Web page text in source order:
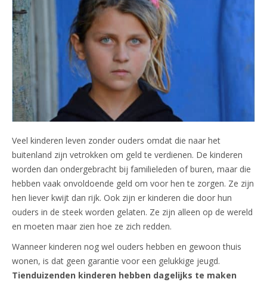
Veel kinderen leven zonder ouders omdat die naar het
buitenland zijn vetrokken om geld te verdienen. De kinderen
worden dan ondergebracht bij familieleden of buren, maar die
hebben vaak onvoldoende geld om voor hen te zorgen. Ze zijn
hen liever kwijt dan rijk. Ook zijn er kinderen die door hun
ouders in de steek worden gelaten. Ze zijn alleen op de wereld
en moeten maar zien hoe ze zich redden.
Wanneer kinderen nog wel ouders hebben en gewoon thuis
wonen, is dat geen garantie voor een gelukkige jeugd.
Tienduizenden kinderen hebben dagelijks te maken